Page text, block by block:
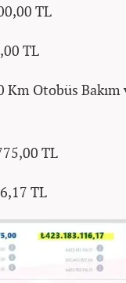
TL
TL
Km Otobüs
TL
TL